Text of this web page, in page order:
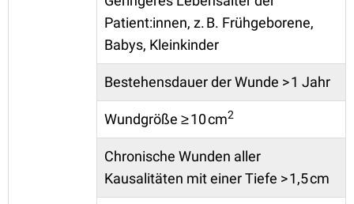
Patient:innen, z. B. Frühgeborene,
Babys, Kleinkinder
Bestehensdauer der Wunde > 1 Jahr
Wundgröße ≥ 10 cm2
Chronische Wunden aller
Kausalitäten mit einer Tiefe > 1,5 cm